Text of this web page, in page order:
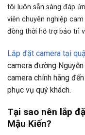
tôi luôn sẵn sàng đáp
viên chuyên nghiệp
đồng thời hỗ trợ bảo trì
Lắp đặt camera tại
camera đường
camera chính hãng
phục vụ quý khách.
Tại sao nên lắp
Mậu Kiến?